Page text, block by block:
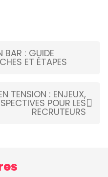
BAR : GUIDE
ET ÉTAPES
TENSION : ENJEUX,
POUR LES
RECRUTEURS